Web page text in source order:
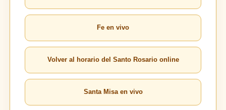
Fe en vivo
Volver al horario del Santo Rosario online
Santa Misa en vivo